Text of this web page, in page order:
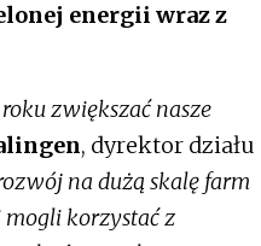
energii wraz z
zwiększać nasze
, dyrektor działu
na dużą skalę farm
mogli korzystać z